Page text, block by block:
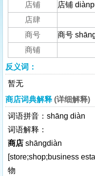
店铺
店铺
店肆
商号
商号
商铺
反义词：
暂无
商店词典解释 (详细解释)
词语拼音：shāng diàn
词语解释：
商店 shāngdiàn
[store;shop;business
物